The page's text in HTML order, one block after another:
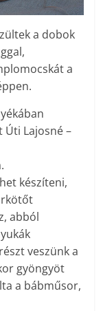
a dobok
a
Úti Lajosné –
készíteni,
abból
veszünk a
gyöngyöt
a bábműsor,